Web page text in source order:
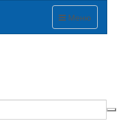
Меню